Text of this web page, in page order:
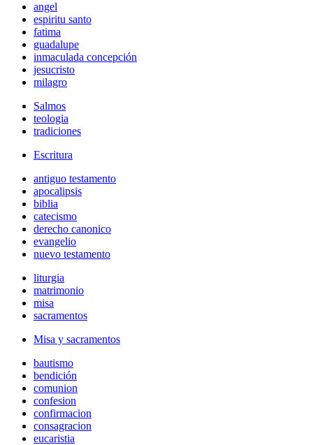
angel
espiritu santo
fatima
guadalupe
inmaculada concepción
jesucristo
milagro
Salmos
teologia
tradiciones
Escritura
antiguo testamento
apocalipsis
biblia
catecismo
derecho canonico
evangelio
nuevo testamento
liturgia
matrimonio
misa
sacramentos
Misa y sacramentos
bautismo
bendición
comunion
confesion
confirmacion
consagracion
eucaristia